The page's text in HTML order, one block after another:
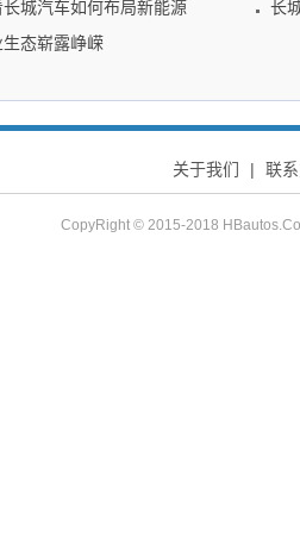
城汽车如何布局新能源
长
态崭露峥嵘
关于我们 | 联
CopyRight © 2015-2018